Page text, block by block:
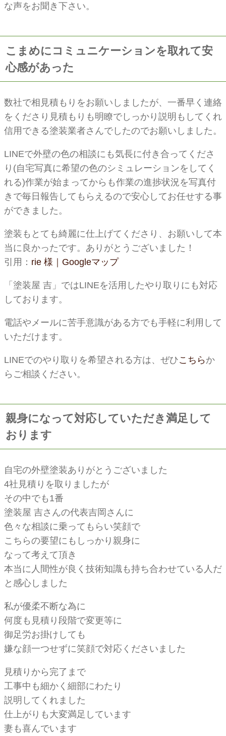
な声をお聞き下さい。
こまめにコミュニケーションを取れて安
心感があった
数社で相見積もりをお願いしましたが、一番早く連絡
をくださり見積もりも明瞭でしっかり説明もしてくれ
信用できる塗装業者さんでしたのでお願いしました。
LINEで外壁の色の相談にも気長に付き合ってくださ
り(自宅写真に希望の色のシミュレーションをしてく
れる)作業が始まってからも作業の進捗状況を写真付
きで毎日報告してもらえるので安心してお任せする事
ができました。
塗装もとても綺麗に仕上げてくださり、お願いして本
当に良かったです。ありがとうございました！
引用： rie 様｜Googleマップ
「塗装屋 吉」ではLINEを活用したやり取りにも対応
しております。
電話やメールに苦手意識がある方でも手軽に利用して
いただけます。
LINEでのやり取りを希望される方は、ぜひこちらか
らご相談ください。
親身になって対応していただき満足して
おります
自宅の外壁塗装ありがとうございました
4社見積りを取りましたが
その中でも1番
塗装屋 吉さんの代表吉岡さんに
色々な相談に乗ってもらい笑顔で
こちらの要望にもしっかり親身に
なって考えて頂き
本当に人間性が良く技術知識も持ち合わせている人だ
と感心しました
私が優柔不断な為に
何度も見積り段階で変更等に
御足労お掛けしても
嫌な顔一つせずに笑顔で対応くださいました
見積りから完了まで
工事中も細かく細部にわたり
説明してくれました
仕上がりも大変満足しています
妻も喜んでいます